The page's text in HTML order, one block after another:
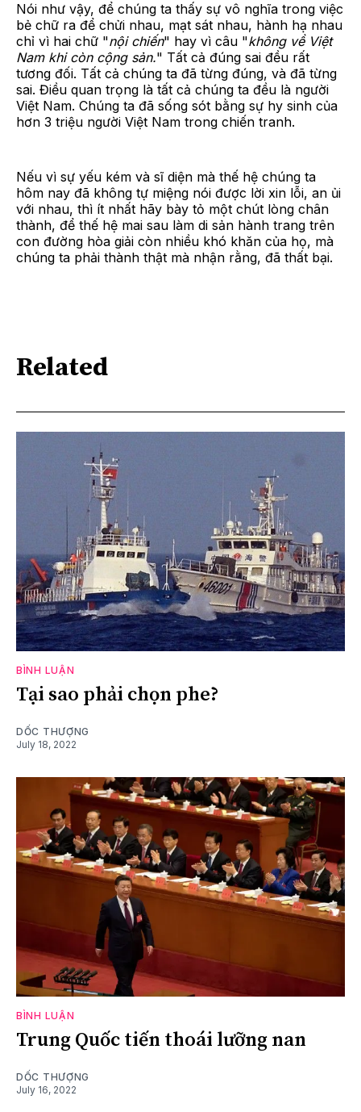
Nói như vậy, để chúng ta thấy sự vô nghĩa trong việc
bẻ chữ ra để chửi nhau, mạt sát nhau, hành hạ nhau
chỉ vì hai chữ "nội chiến" hay vì câu "không về Việt
Nam khi còn cộng sản." Tất cả đúng sai đều rất
tương đối. Tất cả chúng ta đã từng đúng, và đã từng
sai. Điều quan trọng là tất cả chúng ta đều là người
Việt Nam. Chúng ta đã sống sót bằng sự hy sinh của
hơn 3 triệu người Việt Nam trong chiến tranh.
Nếu vì sự yếu kém và sĩ diện mà thế hệ chúng ta
hôm nay đã không tự miệng nói được lời xin lỗi, an ủi
với nhau, thì ít nhất hãy bày tỏ một chút lòng chân
thành, để thế hệ mai sau làm di sản hành trang trên
con đường hòa giải còn nhiều khó khăn của họ, mà
chúng ta phải thành thật mà nhận rằng, đã thất bại.
Related
BÌNH LUẬN
Tại sao phải chọn phe?
DỐC THƯỢNG
July 18, 2022
BÌNH LUẬN
Trung Quốc tiến thoái lưỡng nan
DỐC THƯỢNG
July 16, 2022